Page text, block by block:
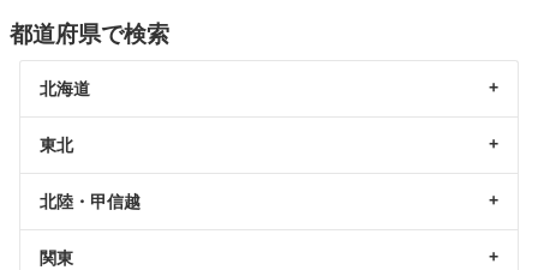
都道府県で検索
北海道
東北
北陸・甲信越
関東